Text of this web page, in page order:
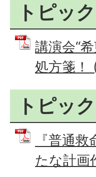
トピッ
講演会“
処方箋！
トピッ
『普通
たな計画